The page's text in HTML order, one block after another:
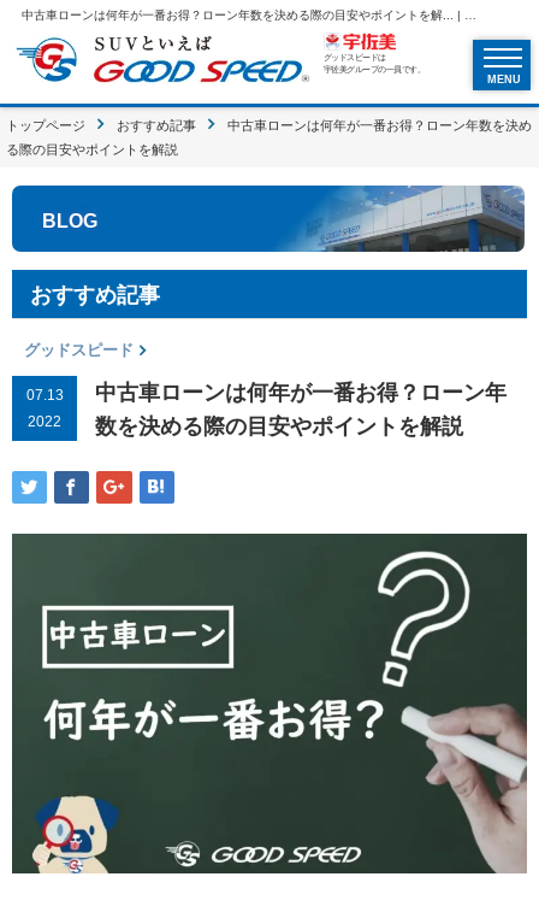
グッドスピードは
宇佐美グループの一員です。
MENU
トップページ おすすめ記事
中古車ローンは何年が一番お得？ローン年数を決め
る際の目安やポイントを解説
BLOG
おすすめ記事
グッドスピード
07.13
2022
中古車ローンは何年が一番お得？ローン年
数を決める際の目安やポイントを解説